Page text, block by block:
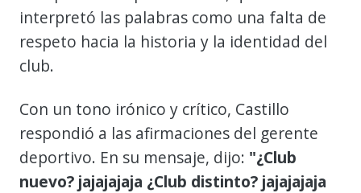
interpretó las palabras como una falta de
respeto hacia la historia y la identidad del
club.
Con un tono irónico y crítico, Castillo
respondió a las afirmaciones del gerente
deportivo. En su mensaje, dijo: "¿Club
nuevo? jajajajaja ¿Club distinto? jajajajaja